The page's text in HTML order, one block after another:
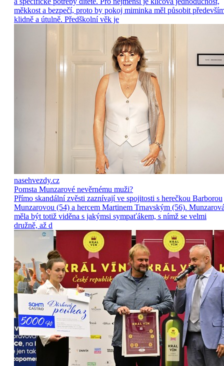
měkkost a bezpečí, proto by pokoj miminka měl působit
klidně a útulně. Předškolní věk je
nasehvezdy.cz
Pomsta Munzarové nevěrnému muži?
Přímo skandální zvěsti zaznívají ve spojitosti s herečkou Barborou
Munzarovou (54) a hercem Martinem Trnavským (56).
měla být totiž viděna s jakýmsi sympaťákem, s nímž se velmi
družně, až d